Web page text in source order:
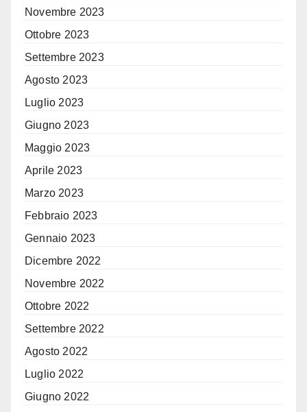
Novembre 2023
Ottobre 2023
Settembre 2023
Agosto 2023
Luglio 2023
Giugno 2023
Maggio 2023
Aprile 2023
Marzo 2023
Febbraio 2023
Gennaio 2023
Dicembre 2022
Novembre 2022
Ottobre 2022
Settembre 2022
Agosto 2022
Luglio 2022
Giugno 2022